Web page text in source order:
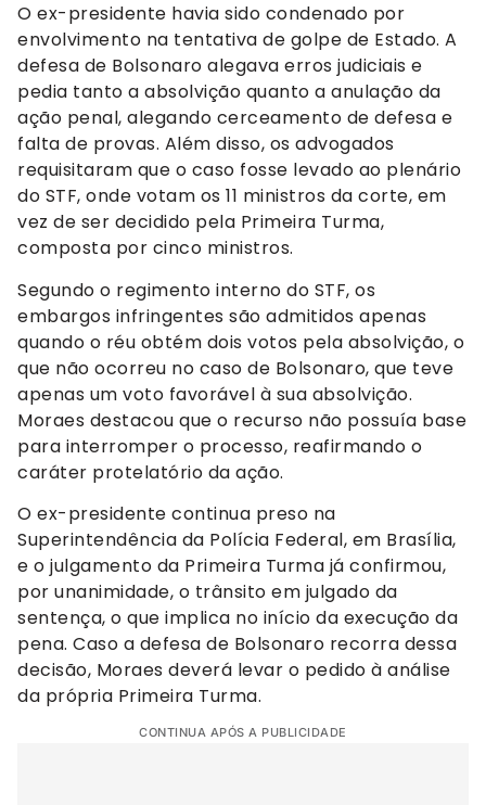
O ex-presidente havia sido condenado por
envolvimento na tentativa de golpe de Estado. A
defesa de Bolsonaro alegava erros judiciais e
pedia tanto a absolvição quanto a anulação da
ação penal, alegando cerceamento de defesa e
falta de provas. Além disso, os advogados
requisitaram que o caso fosse levado ao plenário
do STF, onde votam os 11 ministros da corte, em
vez de ser decidido pela Primeira Turma,
composta por cinco ministros.
Segundo o regimento interno do STF, os
embargos infringentes são admitidos apenas
quando o réu obtém dois votos pela absolvição, o
que não ocorreu no caso de Bolsonaro, que teve
apenas um voto favorável à sua absolvição.
Moraes destacou que o recurso não possuía base
para interromper o processo, reafirmando o
caráter protelatório da ação.
O ex-presidente continua preso na
Superintendência da Polícia Federal, em Brasília,
e o julgamento da Primeira Turma já confirmou,
por unanimidade, o trânsito em julgado da
sentença, o que implica no início da execução da
pena. Caso a defesa de Bolsonaro recorra dessa
decisão, Moraes deverá levar o pedido à análise
da própria Primeira Turma.
CONTINUA APÓS A PUBLICIDADE